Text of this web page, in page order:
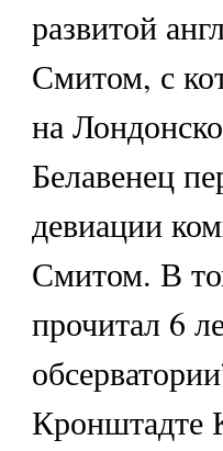
развитой
Смитом, с
на
Белавенец
девиации
Смитом. В
прочитал 6
Кронштадте